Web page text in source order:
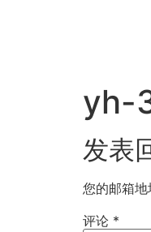
yh-
发表
您的邮箱地
评论 *